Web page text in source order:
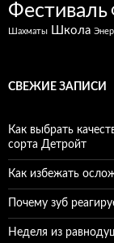
Фестиваль
Шахматы Школа
СВЕЖИЕ ЗАПИСИ
Как выбрать
сорта Детройт
Как избежать
Почему зуб
Неделя из